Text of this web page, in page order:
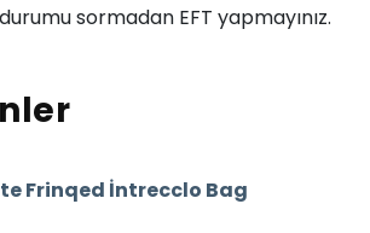
sormadan EFT yapmayınız.
Frinqed İntrecclo Bag